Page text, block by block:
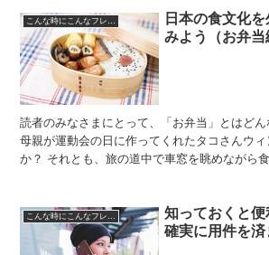
こんな時にこんなフレーズ
日本の食文化
みよう（お弁当
読者のみなさまにとって、「お弁当」とはどん
母親が運動会の日に作ってくれたタコさんウ
か？ それとも、旅の道中で車窓を眺めながら
知っておくと
確実に用件を済